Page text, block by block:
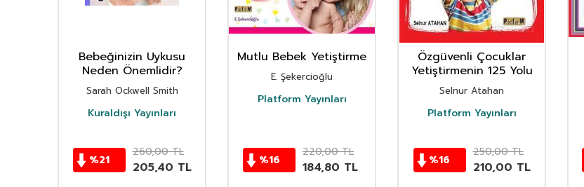
Bebeğinizin Uykusu
Neden Önemlidir?
Sarah Ockwell Smith
Kuraldışı Yayınları
%21
260,00TL
205,40 TL
Mutlu Bebek Yetiştirme
E. Şekercioğlu
Platform Yayınları
%16
220,00TL
184,80 TL
Özgüvenli Çocuklar
Yetiştirmenin 125 Yolu
Selnur Atahan
Platform Yayınları
%16
250,00TL
210,00 TL